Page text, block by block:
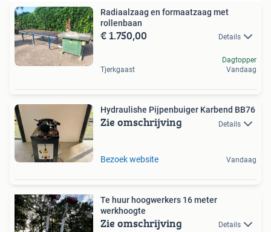
Radiaalzaag en formaatzaag met
rollenbaan
€ 1.750,00 Details
Tjerkgaast
Dagtopper
Vandaag
Hydraulishe Pijpenbuiger Karbend BB76
Zie omschrijving Details
Bezoek website Vandaag
Te huur hoogwerkers 16 meter
werkhoogte
Zie omschrijving Details